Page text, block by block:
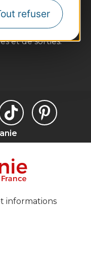
refuser
des
et de sorties.
informations